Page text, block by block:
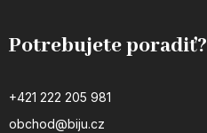
Potrebujete poradiť?
+421 222 205 981
obchod@biju.cz